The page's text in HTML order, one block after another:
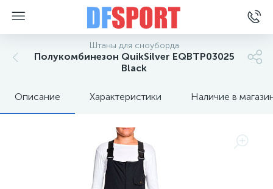
Штаны для сноуборда
Полукомбинезон QuikSilver EQBTP03025
Black
Описание Характеристики Наличие в